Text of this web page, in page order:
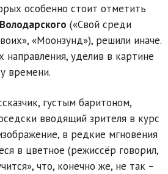
особенно стоит отметить
(«Свой среди
«Моонзунд»), решили иначе.
направления, уделив в картине
времени.
густым баритоном,
вводящий зрителя в курс
в редкие мгновения
в цветное (режиссёр говорил,
что, конечно же, не так –